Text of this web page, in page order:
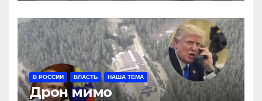
В РОССИИ ВЛАСТЬ НАША ТЕМА
Дрон мимо